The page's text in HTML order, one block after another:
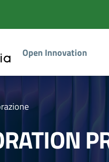
Open Innovation